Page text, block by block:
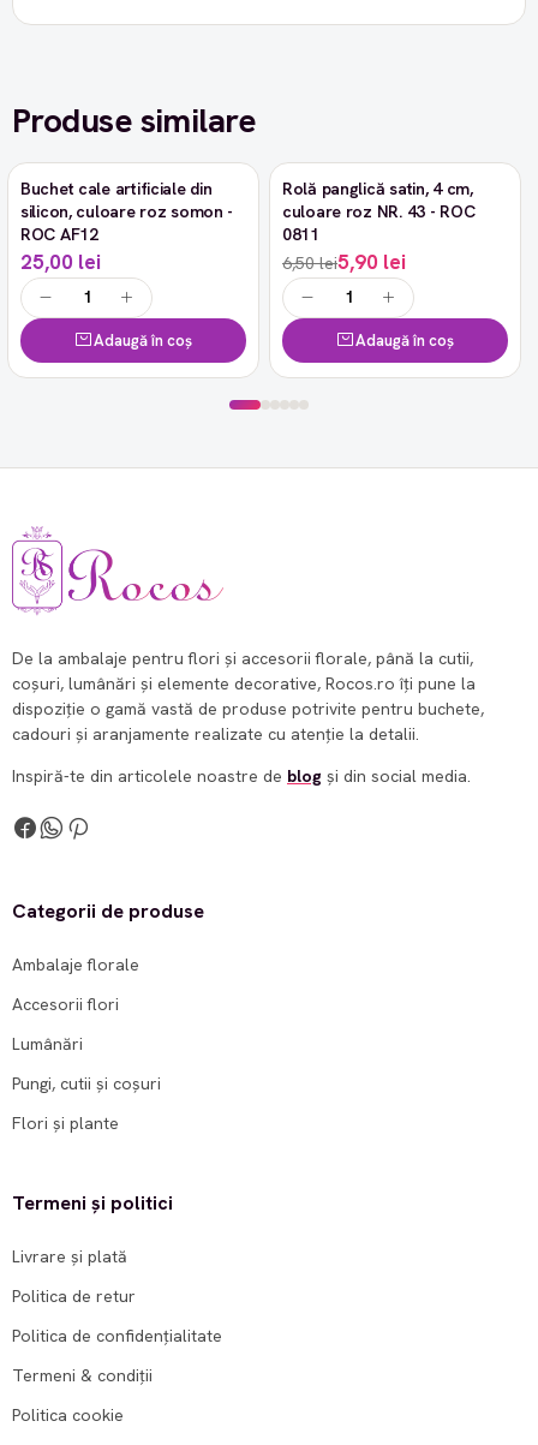
Produse similare
Buchet cale artificiale din
silicon, culoare roz somon -
ROC AF12
25,00 lei
Adaugă în coș
-9%
Rolă panglică satin, 4 cm,
culoare roz NR. 43 - ROC
0811
6,50 lei5,90 lei
Adaugă în coș
De la ambalaje pentru flori și accesorii florale, până la cutii,
coșuri, lumânări și elemente decorative, Rocos.ro îți pune la
dispoziție o gamă vastă de produse potrivite pentru buchete,
cadouri și aranjamente realizate cu atenție la detalii.
Inspiră-te din articolele noastre de blog și din social media.
Categorii de produse
Ambalaje florale
Accesorii flori
Lumânări
Pungi, cutii și coșuri
Flori și plante
Termeni și politici
Livrare și plată
Politica de retur
Politica de confidențialitate
Termeni & condiții
Politica cookie